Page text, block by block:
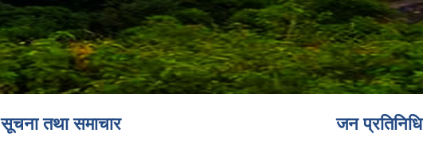
सूचना तथा समाचार जन प्रतिनिधि